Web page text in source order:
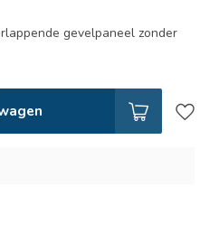
gevelpaneel zonder